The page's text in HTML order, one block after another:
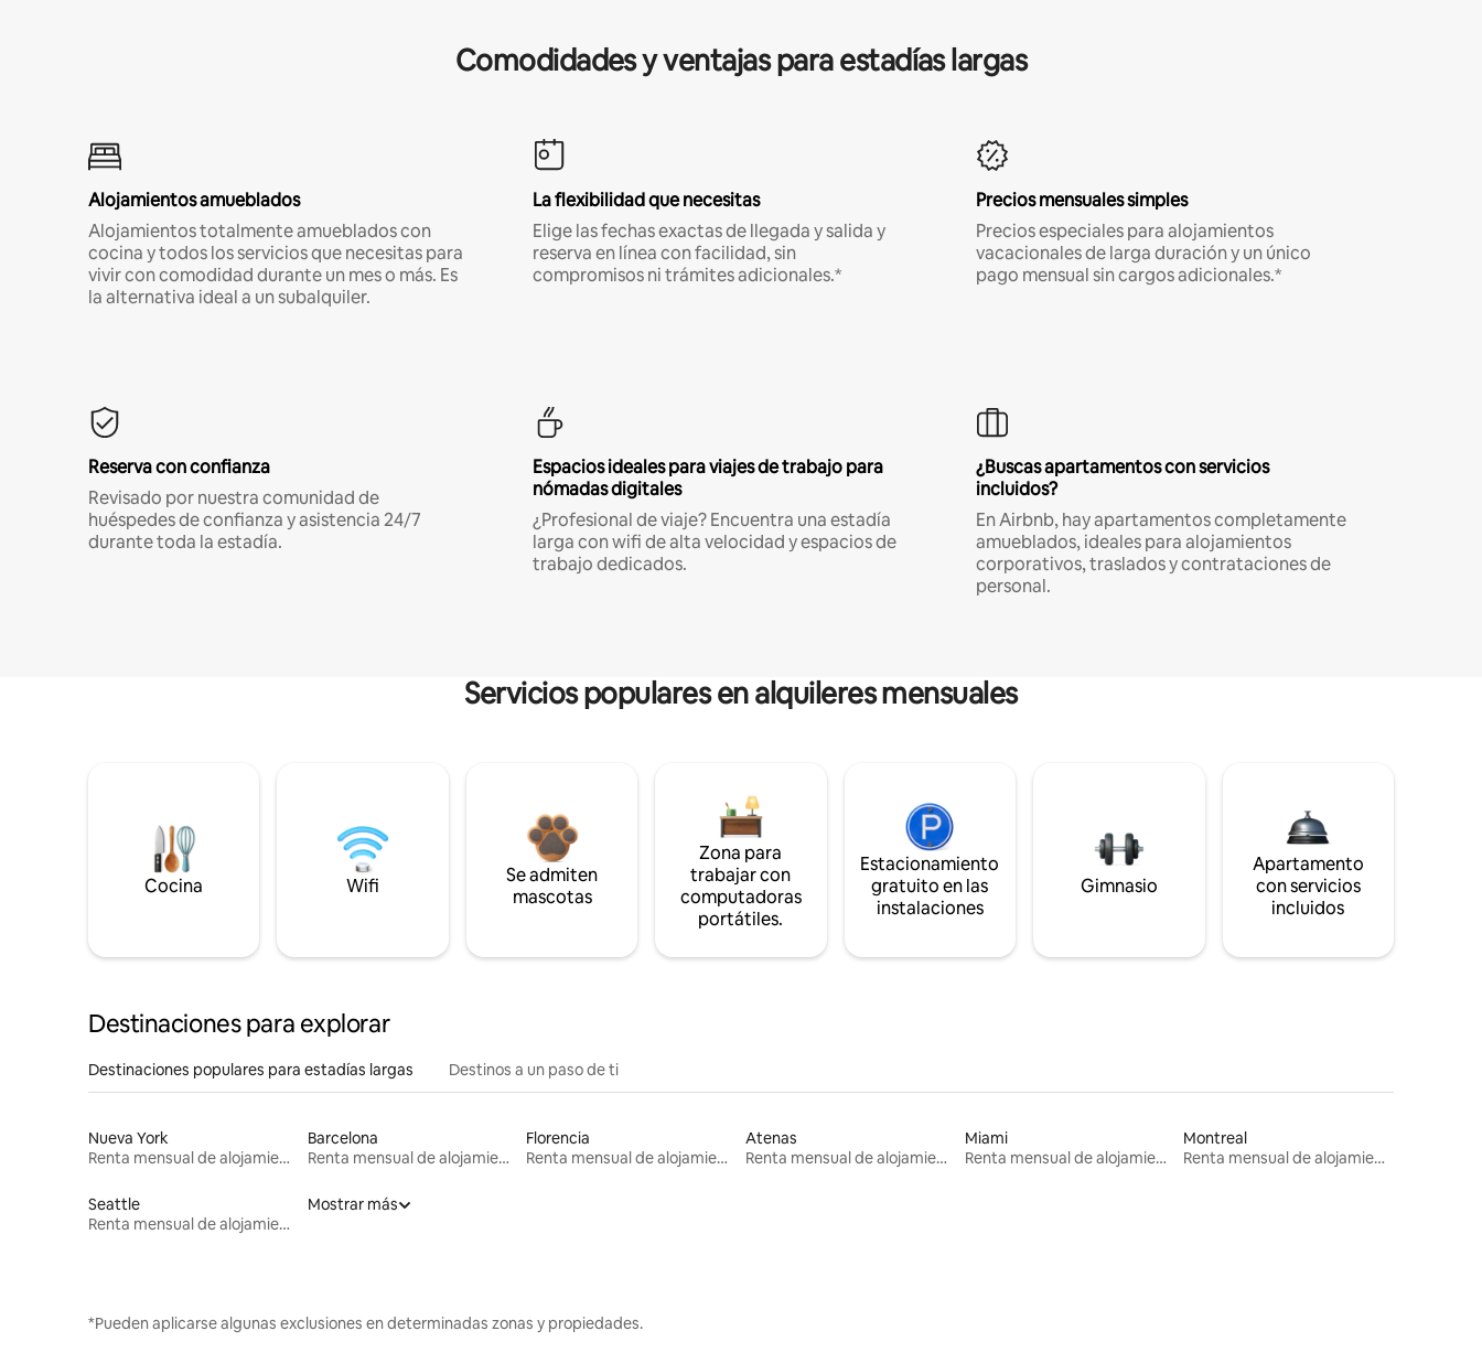
Comodidades y ventajas para estadías largas
Alojamientos amueblados
Alojamientos totalmente amueblados con
cocina y todos los servicios que necesitas para
vivir con comodidad durante un mes o más. Es
la alternativa ideal a un subalquiler.
La flexibilidad que necesitas
Elige las fechas exactas de llegada y salida y
reserva en línea con facilidad, sin
compromisos ni trámites adicionales.*
Precios mensuales simples
Precios especiales para alojamientos
vacacionales de larga duración y un único
pago mensual sin cargos adicionales.*
Reserva con confianza
Revisado por nuestra comunidad de
huéspedes de confianza y asistencia 24/7
durante toda la estadía.
Espacios ideales para viajes de trabajo para
nómadas digitales
¿Profesional de viaje? Encuentra una estadía
larga con wifi de alta velocidad y espacios de
trabajo dedicados.
¿Buscas apartamentos con servicios
incluidos?
En Airbnb, hay apartamentos completamente
amueblados, ideales para alojamientos
corporativos, traslados y contrataciones de
personal.
Servicios populares en alquileres mensuales
Cocina Wifi
Se admiten
mascotas
Zona para
trabajar con
computadoras
portátiles.
Estacionamiento
gratuito en las
instalaciones
Gimnasio
Apartamento
con servicios
incluidos
Destinaciones para explorar
Destinaciones populares para estadías largas Destinos a un paso de ti
Nueva York
Renta mensual de alojamientos
Barcelona
Renta mensual de alojamientos
Florencia
Renta mensual de alojamientos
Atenas
Renta mensual de alojamientos
Miami
Renta mensual de alojamientos
Montreal
Renta mensual de alojamientos
Seattle
Renta mensual de alojamientos
Mostrar más
*Pueden aplicarse algunas exclusiones en determinadas zonas y propiedades.